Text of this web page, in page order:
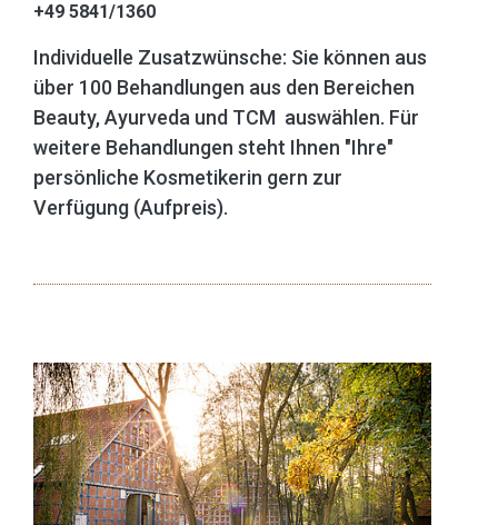
+49 5841/1360
Individuelle Zusatzwünsche: Sie können aus
über 100 Behandlungen aus den Bereichen
Beauty, Ayurveda und TCM auswählen. Für
weitere Behandlungen steht Ihnen "Ihre"
persönliche Kosmetikerin gern zur
Verfügung (Aufpreis).